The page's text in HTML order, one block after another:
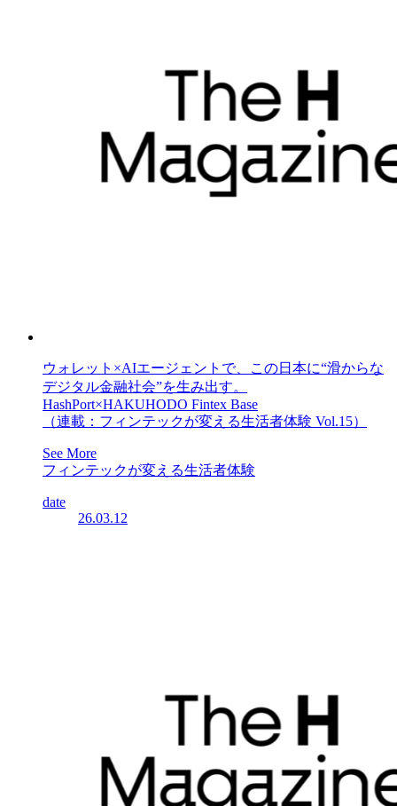
ウォレット×AIエージェントで、この日本に“滑からな
デジタル金融社会”を生み出す。
HashPort×HAKUHODO Fintex Base
（連載：フィンテックが変える生活者体験 Vol.15）
See More
フィンテックが変える生活者体験
date
26.03.12